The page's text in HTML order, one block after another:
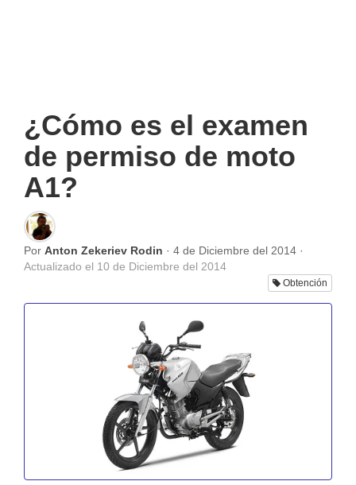
¿Cómo es el examen
de permiso de moto
A1?
Por Anton Zekeriev Rodin · 4 de Diciembre del 2014 ·
Actualizado el 10 de Diciembre del 2014
Obtención